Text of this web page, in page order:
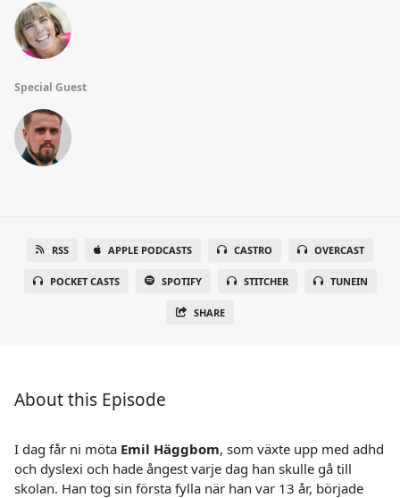
Special Guest
RSS APPLE PODCASTS CASTRO OVERCAST
POCKET CASTS SPOTIFY STITCHER TUNEIN
SHARE
About this Episode
I dag får ni möta Emil Häggbom, som växte upp med adhd
och dyslexi och hade ångest varje dag han skulle gå till
skolan. Han tog sin första fylla när han var 13 år, började